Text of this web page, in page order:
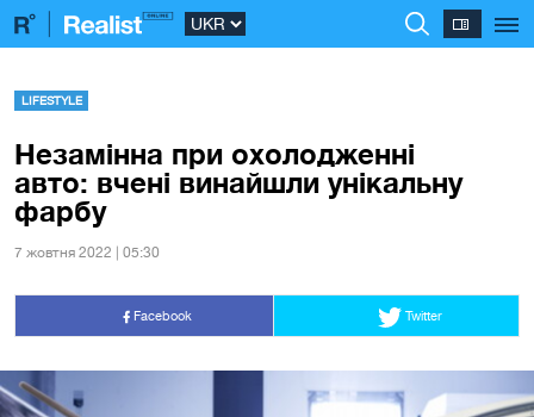
LIFESTYLE
Незамінна при охолодженні
авто: вчені винайшли унікальну
фарбу
7 жовтня 2022 | 05:30
Facebook Twitter